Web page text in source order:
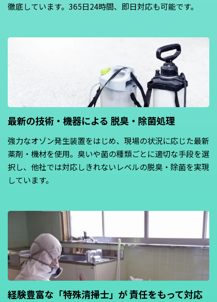
徹底しています。365日24時間、即日対応も可能です。
最新の技術・機器による 脱臭・除菌処理
強力なオゾン発生装置をはじめ、現場の状況に応じた最新
薬剤・機材を使用。臭いや菌の種類ごとに適切な手段を選
択し、他社では対応しきれないレベルの脱臭・除菌を実現
しています。
経験豊富な「特殊清掃士」が責任をもって対応